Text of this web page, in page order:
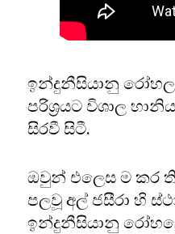
ඉන්දුනීසියානු
පරිශ්‍රයට විශාල
සිරවී සිටී.
ඔවුන් එලෙස ම කර
පලවූ අල් ජසීරා හි
ඉන්දුනීසියානු